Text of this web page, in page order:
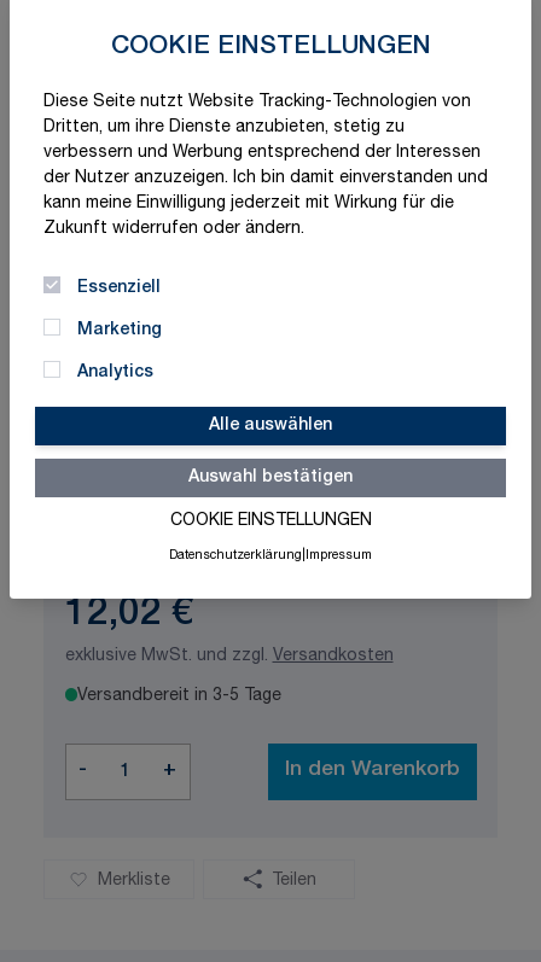
COOKIE EINSTELLUNGEN
Diese Seite nutzt Website Tracking-Technologien von
Dritten, um ihre Dienste anzubieten, stetig zu
verbessern und Werbung entsprechend der Interessen
der Nutzer anzuzeigen. Ich bin damit einverstanden und
kann meine Einwilligung jederzeit mit Wirkung für die
Zukunft widerrufen oder ändern.
Essenziell
Marketing
Analytics
Alle auswählen
Auswahl bestätigen
COOKIE EINSTELLUNGEN
Datenschutzerklärung Impressum
Schnelle Lieferung
Made in Germany
12,02 €
exklusive MwSt. und zzgl. Versandkosten
Versandbereit in 3-5 Tage
- + In den Warenkorb
Merkliste Teilen